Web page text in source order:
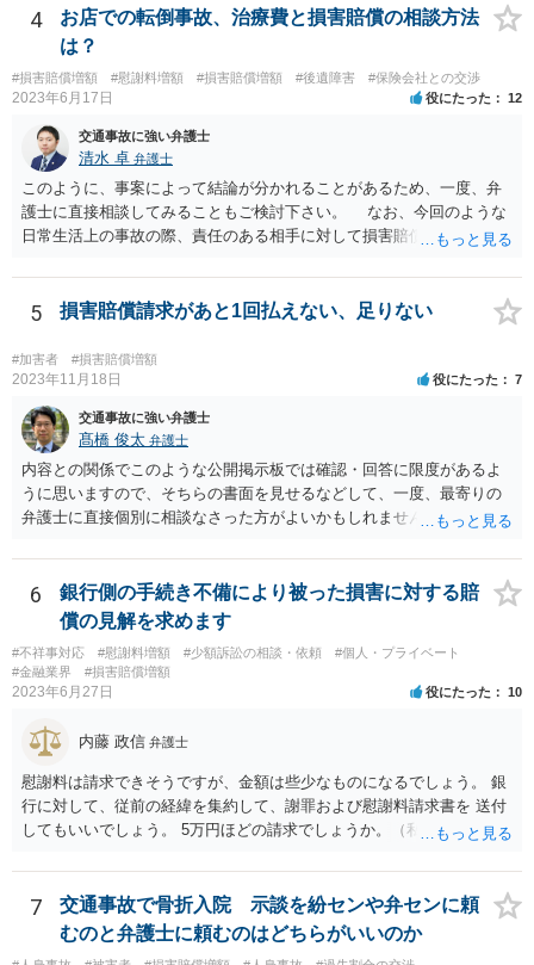
を利用することも手かと思います。訴訟の手続きよりも話し合いを重
視したものであり、書類を作る作業も頻繁には要求されないため、ご
質問者様の状況を踏まえるとおすすめできる手続きかと考えます。具
体的な利用方法に関しては、管轄の裁判所に問い合わせいただければ
教えてもらえると思います（https://www.courts.go.jp/fukuoka/saiban/
madoguti_kani/index.html）。 以上、ご参考いただけますと幸いです。
4
お店での転倒事故、治療費と損害賠償の相談方法
は？
#損害賠償増額 #慰謝料増額 #損害賠償増額 #後遺障害 #保険会社との交渉
2023年6月17日 役にたった 12
交通事故に強い弁護士
清水 卓 弁護士
このように、事案によって結論が分かれることがあるため、一度、弁
護士に直接相談してみることもご検討下さい。 なお、今回のような
日常生活上の事故の際、責任のある相手に対して損害賠償請求する際
す（ご自宅の火災保険や自動車の任意保険等を確認してみて下さい。
加入したつもりがなくても、確認してみたら付いていたということが
5 損害賠償請求があと1回払えない、足りない
#加害者 #損害賠償増額
2023年11月18日 役にたった 7
交通事故に強い弁護士
髙橋 俊太 弁護士
内容との関係でこのような公開掲示板では確認・回答に限度があるよ
うに思いますので、そちらの書面を見せるなどして、一度、最寄りの
弁護士に直接個別に相談なさった方がよいかもしれません。 （なお、
払うという約束なのであれば、支払計画のリスケジュールの可否につ
いて検討するだけということにはなるはずです。）
6
銀行側の手続き不備により被った損害に対する賠
償の見解を求めます
#不祥事対応 #慰謝料増額 #少額訴訟の相談・依頼
#個人・プライベート
#金融業界
#損害賠償増額
2023年6月27日 役にたった 10
内藤 政信 弁護士
慰謝料は請求できそうですが、金額は些少なものになるでしょう。 銀
行に対して、従前の経緯を集約して、謝罪および慰謝料請求書を 送付
してもいいでしょう。 5万円ほどの請求でしょうか。（私見）
7
交通事故で骨折入院 示談を紛センや弁センに頼
むのと弁護士に頼むのはどちらがいいのか